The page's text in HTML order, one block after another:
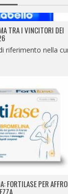
riferimento nella cura
FORTILASE PER